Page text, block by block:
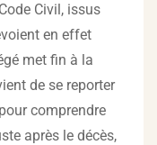
Civil, issus
en effet
met fin à la
de se reporter
comprendre
après le décès,